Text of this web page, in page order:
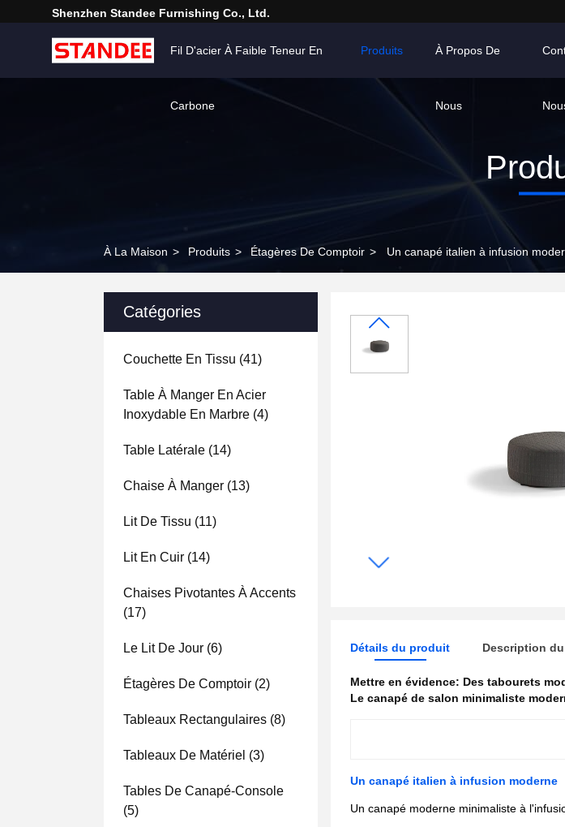
Shenzhen Standee Furnishing Co., Ltd.
Fil D'acier À Faible Teneur En
Carbone
Produits À Propos De
Nous
À La Maison > Produits > Étagères De Comptoir > Un canapé italien à infusion
Catégories
Couchette En Tissu (41)
Table À Manger En Acier
Inoxydable En Marbre (4)
Table Latérale (14)
Chaise À Manger (13)
Lit De Tissu (11)
Lit En Cuir (14)
Chaises Pivotantes À Accents
(17)
Le Lit De Jour (6)
Étagères De Comptoir (2)
Tableaux Rectangulaires (8)
Tableaux De Matériel (3)
Tables De Canapé-Console
(5)
Détails du produit Description
Mettre en évidence: Des tabourets
Le canapé de salon minimaliste
Un canapé italien à infusion moderne
Un canapé moderne minimaliste à